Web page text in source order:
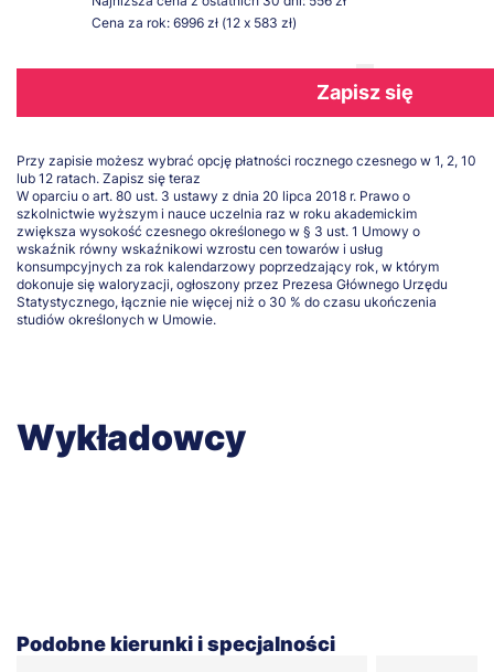
Cena za rok: 6996 zł (12 x 583 zł)
Zapisz się
Przy zapisie możesz wybrać opcję płatności rocznego czesnego w 1, 2, 10
lub 12 ratach. Zapisz się teraz
W oparciu o art. 80 ust. 3 ustawy z dnia 20 lipca 2018 r. Prawo o
szkolnictwie wyższym i nauce uczelnia raz w roku akademickim
zwiększa wysokość czesnego określonego w § 3 ust. 1 Umowy o
wskaźnik równy wskaźnikowi wzrostu cen towarów i usług
konsumpcyjnych za rok kalendarzowy poprzedzający rok, w którym
dokonuje się waloryzacji, ogłoszony przez Prezesa Głównego Urzędu
Statystycznego, łącznie nie więcej niż o 30 % do czasu ukończenia
studiów określonych w Umowie.
Wykładowcy
Podobne kierunki i specjalności